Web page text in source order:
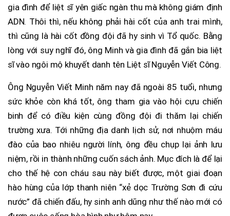
gia đình để liệt sĩ yên giấc ngàn thu mà không giám định
ADN. Thôi thì, nếu không phải hài cốt của anh trai mình,
thì cũng là hài cốt đồng đội đã hy sinh vì Tổ quốc. Bằng
lòng với suy nghĩ đó, ông Minh và gia đình đã gắn bia liệt
sĩ vào ngôi mộ khuyết danh tên Liệt sĩ Nguyễn Viết Công.
Ông Nguyễn Viết Minh năm nay đã ngoài 85 tuổi, nhưng
sức khỏe còn khá tốt, ông tham gia vào hội cựu chiến
binh để có điều kiện cùng đồng đội đi thăm lại chiến
trường xưa. Tới những địa danh lịch sử, nơi nhuộm máu
đào của bao nhiêu người lính, ông đều chụp lại ảnh lưu
niệm, rồi in thành những cuốn sách ảnh. Mục đích là để lại
cho thế hệ con cháu sau này biết được, một giai đoạn
hào hùng của lớp thanh niên “xẻ dọc Trường Sơn đi cứu
nước” đã chiến đấu, hy sinh anh dũng như thế nào mới có